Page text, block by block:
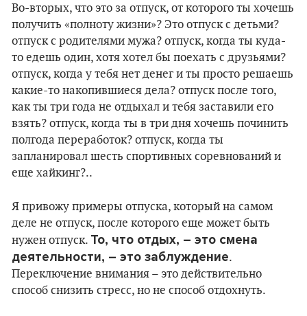
Во-вторых, что это за отпуск, от которого ты хочешь
получить «полноту жизни»? Это отпуск с детьми?
отпуск с родителями мужа? отпуск, когда ты куда-
то едешь один, хотя хотел бы поехать с друзьями?
отпуск, когда у тебя нет денег и ты просто решаешь
какие-то накопившиеся дела? отпуск после того,
как ты три года не отдыхал и тебя заставили его
взять? отпуск, когда ты в три дня хочешь починить
полгода переработок? отпуск, когда ты
запланировал шесть спортивных соревнований и
еще хайкинг?..
Я привожу примеры отпуска, который на самом
деле не отпуск, после которого еще может быть
нужен отпуск. То, что отдых, – это смена
деятельности, – это заблуждение.
Переключение внимания – это действительно
способ снизить стресс, но не способ отдохнуть.